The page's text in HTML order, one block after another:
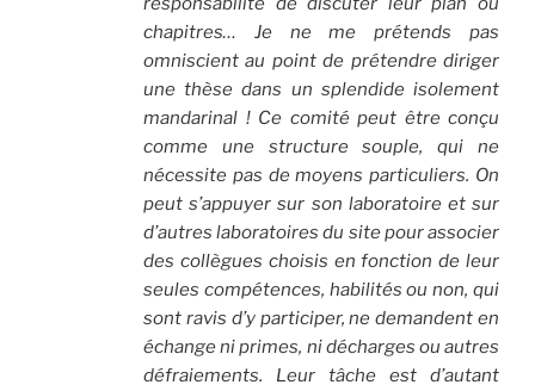
chapitres… Je ne me prétends pas
omniscient au point de prétendre diriger
une thèse dans un splendide isolement
mandarinal ! Ce comité peut être conçu
comme une structure souple, qui ne
nécessite pas de moyens particuliers. On
peut s’appuyer sur son laboratoire et sur
d’autres laboratoires du site pour associer
des collègues choisis en fonction de leur
seules compétences, habilités ou non, qui
sont ravis d’y participer, ne demandent en
échange ni primes, ni décharges ou autres
défraiements. Leur tâche est d’autant